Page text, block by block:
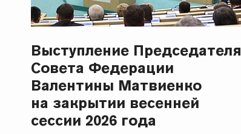
Выступление Председателя
Совета Федерации
Валентины Матвиенко
на закрытии весенней
сессии 2026 года